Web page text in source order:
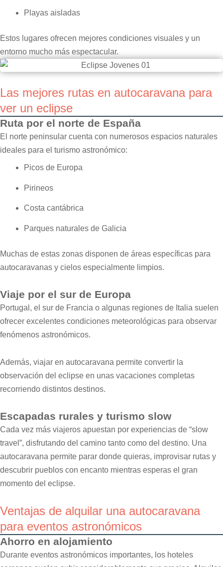
Playas aisladas
Estos lugares ofrecen mejores condiciones visuales y un
entorno mucho más espectacular.
Las mejores rutas en autocaravana para
ver un eclipse
Ruta por el norte de España
El norte peninsular cuenta con numerosos espacios naturales
ideales para el turismo astronómico:
Picos de Europa
Pirineos
Costa cantábrica
Parques naturales de Galicia
Muchas de estas zonas disponen de áreas específicas para
autocaravanas y cielos especialmente limpios.
Viaje por el sur de Europa
Portugal, el sur de Francia o algunas regiones de Italia suelen
ofrecer excelentes condiciones meteorológicas para observar
fenómenos astronómicos.
Además, viajar en autocaravana permite convertir la
observación del eclipse en unas vacaciones completas
recorriendo distintos destinos.
Escapadas rurales y turismo slow
Cada vez más viajeros apuestan por experiencias de “slow
travel”, disfrutando del camino tanto como del destino. Una
autocaravana permite parar donde quieras, improvisar rutas y
descubrir pueblos con encanto mientras esperas el gran
momento del eclipse.
Ventajas de alquilar una autocaravana
para eventos astronómicos
Ahorro en alojamiento
Durante eventos astronómicos importantes, los hoteles